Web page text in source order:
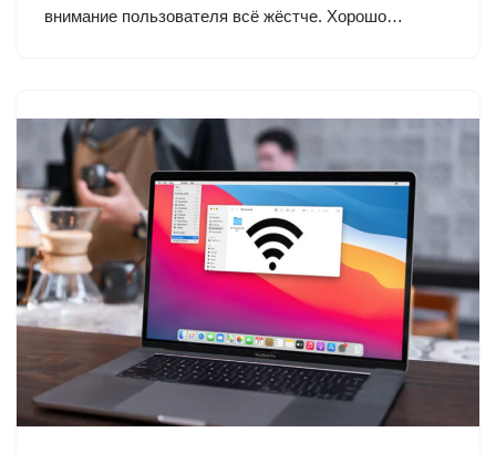
внимание пользователя всё жёстче. Хорошо…